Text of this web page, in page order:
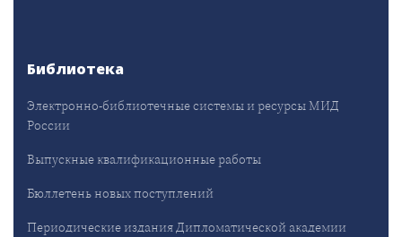
Библиотека
Электронно-библиотечные системы и ресурсы МИД
России
Выпускные квалификационные работы
Бюллетень новых поступлений
Периодические издания Дипломатической академии